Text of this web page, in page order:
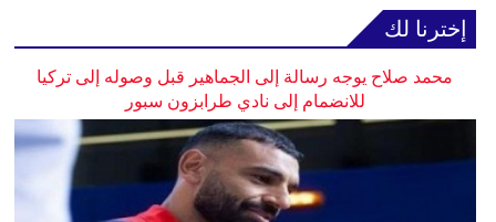
إخترنا لك
محمد صلاح يوجه رسالة إلى الجماهير قبل وصوله إلى تركيا
للانضمام إلى نادي طرابزون سبور